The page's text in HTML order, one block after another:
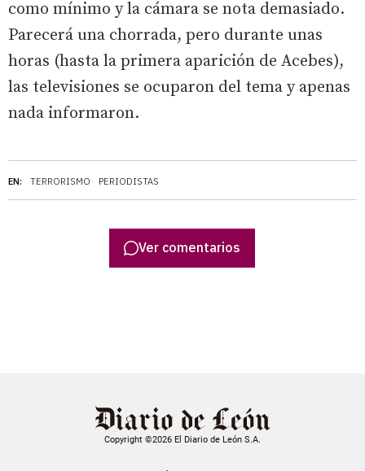
EN: TERRORISMO PERIODISTAS
como mínimo y la cámara se nota demasiado.
Parecerá una chorrada, pero durante unas
horas (hasta la primera aparición de Acebes),
las televisiones se ocuparon del tema y apenas
nada informaron.
Ver comentarios
Copyright ©2026 El Diario de León S.A.